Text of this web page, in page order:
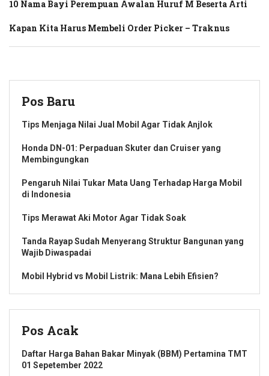
10 Nama Bayi Perempuan Awalan Huruf M Beserta Arti
Kapan Kita Harus Membeli Order Picker – Traknus
Pos Baru
Tips Menjaga Nilai Jual Mobil Agar Tidak Anjlok
Honda DN-01: Perpaduan Skuter dan Cruiser yang
Membingungkan
Pengaruh Nilai Tukar Mata Uang Terhadap Harga Mobil
di Indonesia
Tips Merawat Aki Motor Agar Tidak Soak
Tanda Rayap Sudah Menyerang Struktur Bangunan yang
Wajib Diwaspadai
Mobil Hybrid vs Mobil Listrik: Mana Lebih Efisien?
Pos Acak
Daftar Harga Bahan Bakar Minyak (BBM) Pertamina TMT
01 Sepetember 2022